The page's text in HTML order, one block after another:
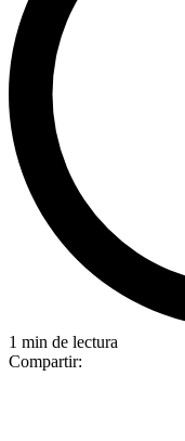
1 min de lectura
Compartir: